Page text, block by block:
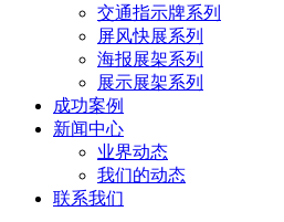
交通指示牌系列
屏风快展系列
海报展架系列
展示展架系列
成功案例
新闻中心
业界动态
我们的动态
联系我们